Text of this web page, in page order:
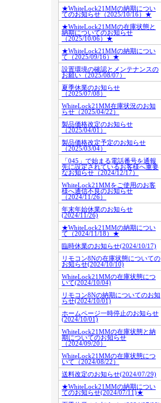
★WhiteLock21MMの納期につい
てのお知らせ（2025/10/16）★
★WhiteLock21MMの在庫状態と
納期についてのお知らせ
（2025/10/06）★
★WhiteLock21MMの納期につい
て（2025/09/16）★
設置環境の確認とメンテナンスの
お願い（2025/08/07）
夏季休業のお知らせ
（2025/07/08）
WhiteLock21MM在庫状況のお知
らせ（2025/04/22）
製品価格改定のお知らせ
（2025/04/01）
製品価格改定予定のお知らせ
（2025/03/04）
「045」で始まる電話番号を通報
先に設定されているお客様へ重要
なお知らせ（2024/12/17）
WhiteLock21MMをご使用のお客
様へ通信不良のお知らせ
（2024/11/26）
年末年始休業のお知らせ
(2024/11/26)
★WhiteLock21MMの納期につい
て（2024/11/18）★
臨時休業のお知らせ(2024/10/17)
リモコン8Nの在庫状態についての
お知らせ(2024/10/10)
WhiteLock21MMの在庫状態につ
いて(2024/10/04)
リモコン8Nの納期についてのお知
らせ(2024/10/01)
ホームページ一時停止のお知らせ
(2024/10/01)
WhiteLock21MMの在庫状態と納
期についてのお知らせ
（2024/09/20）
WhiteLock21MMの在庫状態につ
いて（2024/08/22）
送料改定のお知らせ(2024/07/29)
★WhiteLock21MMの納期につい
てのお知らせ(2024/07/11)★